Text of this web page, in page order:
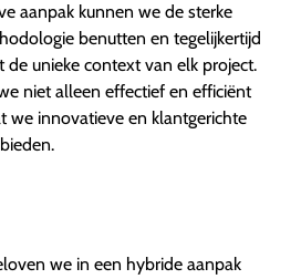
aanpak kunnen we de sterke
benutten en tegelijkertijd
de unieke context van elk project.
niet alleen effectief en efficiënt
we innovatieve en klantgerichte
we in een hybride aanpak